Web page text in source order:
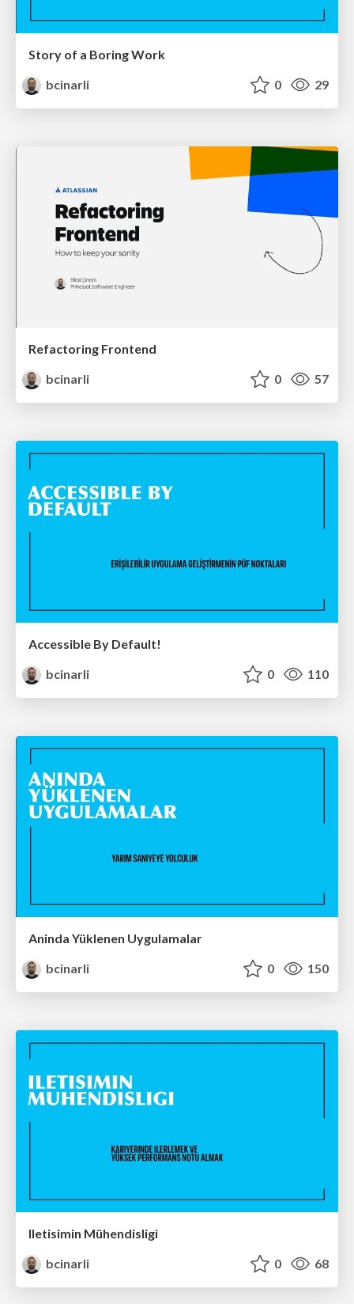
Story of a Boring Work
bcinarli
0 29
Refactoring Frontend
bcinarli
0 57
Accessible By Default!
bcinarli
0 110
Aninda Yüklenen Uygulamalar
bcinarli
0 150
Iletisimin Mühendisligi
bcinarli
0 68